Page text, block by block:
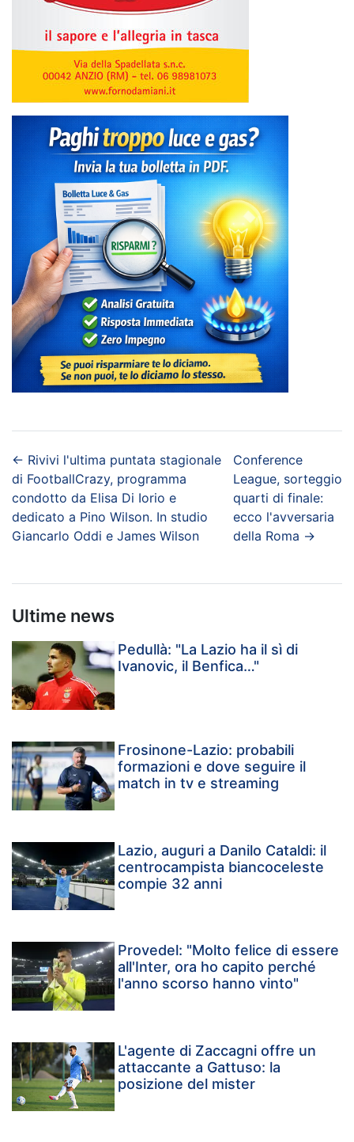
← Rivivi l'ultima puntata stagionale
di FootballCrazy, programma
condotto da Elisa Di Iorio e
dedicato a Pino Wilson. In studio
Giancarlo Oddi e James Wilson
Conference
League, sorteggio
quarti di finale:
ecco l'avversaria
della Roma →
Ultime news
Pedullà: "La Lazio ha il sì di
Ivanovic, il Benfica…"
Frosinone-Lazio: probabili
formazioni e dove seguire il
match in tv e streaming
Lazio, auguri a Danilo Cataldi: il
centrocampista biancoceleste
compie 32 anni
Provedel: "Molto felice di essere
all'Inter, ora ho capito perché
l'anno scorso hanno vinto"
L'agente di Zaccagni offre un
attaccante a Gattuso: la
posizione del mister